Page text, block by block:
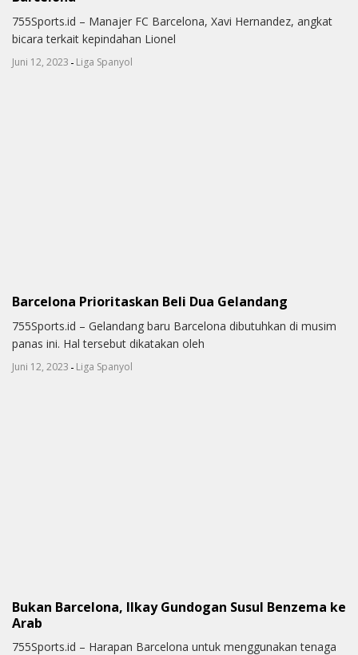
755Sports.id – Manajer FC Barcelona, Xavi Hernandez, angkat
bicara terkait kepindahan Lionel
Juni 12, 2023 - Liga Spanyol
Barcelona Prioritaskan Beli Dua Gelandang
755Sports.id – Gelandang baru Barcelona dibutuhkan di musim
panas ini. Hal tersebut dikatakan oleh
Juni 12, 2023 - Liga Spanyol
Bukan Barcelona, Ilkay Gundogan Susul Benzema ke
Arab
755Sports.id – Harapan Barcelona untuk menggunakan tenaga